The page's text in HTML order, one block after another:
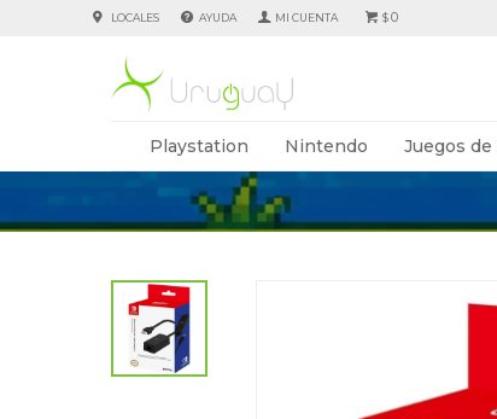
Playstation Nintendo Juegos
$0
LOCALES AYUDA